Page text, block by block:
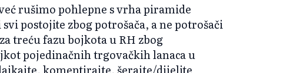
rušimo pohlepne s vrha piramide
postojite zbog potrošača, a ne potrošači
treću fazu bojkota u RH zbog
pojedinačnih trgovačkih lanaca u
komentirajte, šerajte/dijelite